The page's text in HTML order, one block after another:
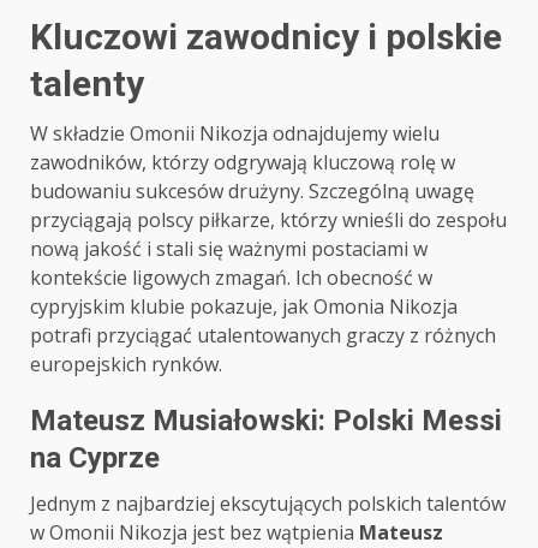
Kluczowi zawodnicy i polskie
talenty
W składzie Omonii Nikozja odnajdujemy wielu
zawodników, którzy odgrywają kluczową rolę w
budowaniu sukcesów drużyny. Szczególną uwagę
przyciągają polscy piłkarze, którzy wnieśli do zespołu
nową jakość i stali się ważnymi postaciami w
kontekście ligowych zmagań. Ich obecność w
cypryjskim klubie pokazuje, jak Omonia Nikozja
potrafi przyciągać utalentowanych graczy z różnych
europejskich rynków.
Mateusz Musiałowski: Polski Messi
na Cyprze
Jednym z najbardziej ekscytujących polskich talentów
w Omonii Nikozja jest bez wątpienia Mateusz